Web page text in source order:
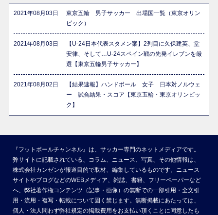
2021年08月03日
東京五輪 男子サッカー 出場国一覧（東京オリン
ピック）
2021年08月03日
【U-24日本代表スタメン案】2列目に久保建英、堂
安律、そして…U-24スペイン戦の先発イレブンを厳
選【東京五輪男子サッカー】
2021年08月02日
【結果速報】ハンドボール 女子 日本対ノルウェ
ー 試合結果・スコア【東京五輪・東京オリンピッ
ク】
『フットボールチャンネル』は、サッカー専門のネットメディアです。
弊サイトに記載されている、コラム、ニュース、写真、その他情報は、
株式会社カンゼンが報道目的で取材、編集しているものです。ニュース
サイトやブログなどのWEBメディア、雑誌、書籍、フリーペーパーなど
へ、弊社著作権コンテンツ（記事・画像）の無断での一部引用・全文引
用・流用・複写・転載について固く禁じます。無断掲載にあたっては、
個人・法人問わず弊社規定の掲載費用をお支払い頂くことに同意したも